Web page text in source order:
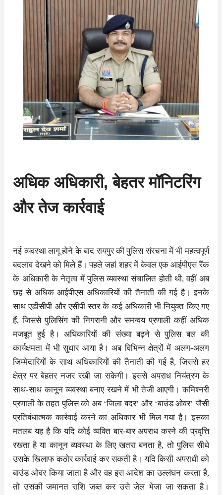
अधिक अधिकारी, बेहतर मॉनिटरिंग
और तेज कार्रवाई
नई व्यवस्था लागू होने के बाद रायपुर की पुलिस संरचना में भी महत्वपूर्ण
बदलाव देखने को मिले हैं। पहले जहां शहर में केवल एक आईपीएस रैंक
के अधिकारी के नेतृत्व में पुलिस व्यवस्था संचालित होती थी, वहीं अब
छह से अधिक आईपीएस अधिकारियों की तैनाती की गई है। इनके
साथ एडीसीपी और एसीपी स्तर के कई अधिकारी भी नियुक्त किए गए
हैं, जिससे पुलिसिंग की निगरानी और समन्वय प्रणाली कहीं अधिक
मजबूत हुई है। अधिकारियों की संख्या बढ़ने से पुलिस बल की
कार्यक्षमता में भी सुधार आया है। अब विभिन्न क्षेत्रों में अलग-अलग
जिम्मेदारियों के साथ अधिकारियों की तैनाती की गई है, जिससे हर
क्षेत्र पर बेहतर नजर रखी जा सकेगी। इससे अपराध नियंत्रण के
साथ-साथ कानून व्यवस्था बनाए रखने में भी तेजी आएगी। कमिश्नरी
प्रणाली के तहत पुलिस को अब ‘जिला बदर’ और ‘बाउंड ओवर’ जैसी
प्रतिबंधात्मक कार्रवाई करने का अधिकार भी मिल गया है। इसका
मतलब यह है कि यदि कोई व्यक्ति बार-बार अपराध करने की प्रवृत्ति
रखता है या कानून व्यवस्था के लिए खतरा बनता है, तो पुलिस सीधे
उसके खिलाफ कठोर कार्रवाई कर सकती है। यदि किसी अपराधी को
बाउंड ओवर किया जाता है और वह इस आदेश का उल्लंघन करता है,
तो उसकी जमानत राशि जब्त कर उसे जेल भेजा जा सकता है।